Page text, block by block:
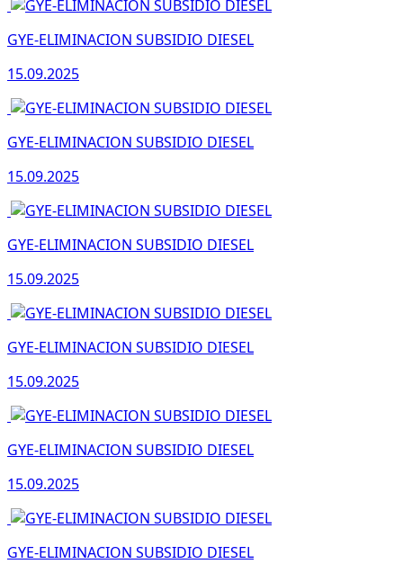
GYE-ELIMINACION SUBSIDIO DIESEL
15.09.2025
GYE-ELIMINACION SUBSIDIO DIESEL
15.09.2025
GYE-ELIMINACION SUBSIDIO DIESEL
15.09.2025
GYE-ELIMINACION SUBSIDIO DIESEL
15.09.2025
GYE-ELIMINACION SUBSIDIO DIESEL
15.09.2025
GYE-ELIMINACION SUBSIDIO DIESEL